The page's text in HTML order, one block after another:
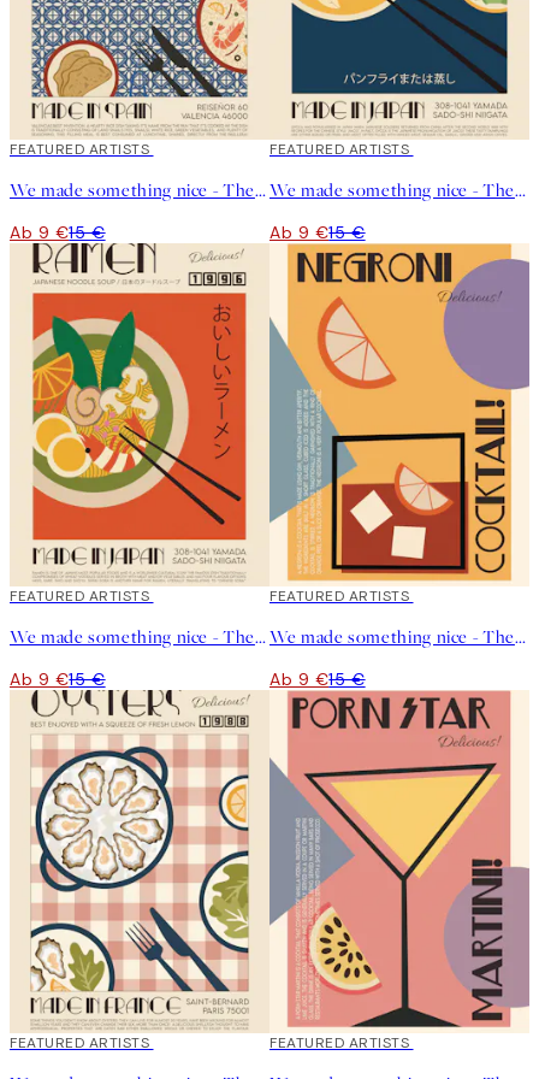
40%*
FEATURED ARTISTS
We made something nice - The Paella Poster
Ab 9 €15 €
40%*
FEATURED ARTISTS
We made something nice - The Gyoza Poster
Ab 9 €15 €
40%*
FEATURED ARTISTS
We made something nice - The Ramen Poster
Ab 9 €15 €
40%*
FEATURED ARTISTS
We made something nice - The Negroni Poster
Ab 9 €15 €
40%*
FEATURED ARTISTS 40%*
FEATURED ARTISTS